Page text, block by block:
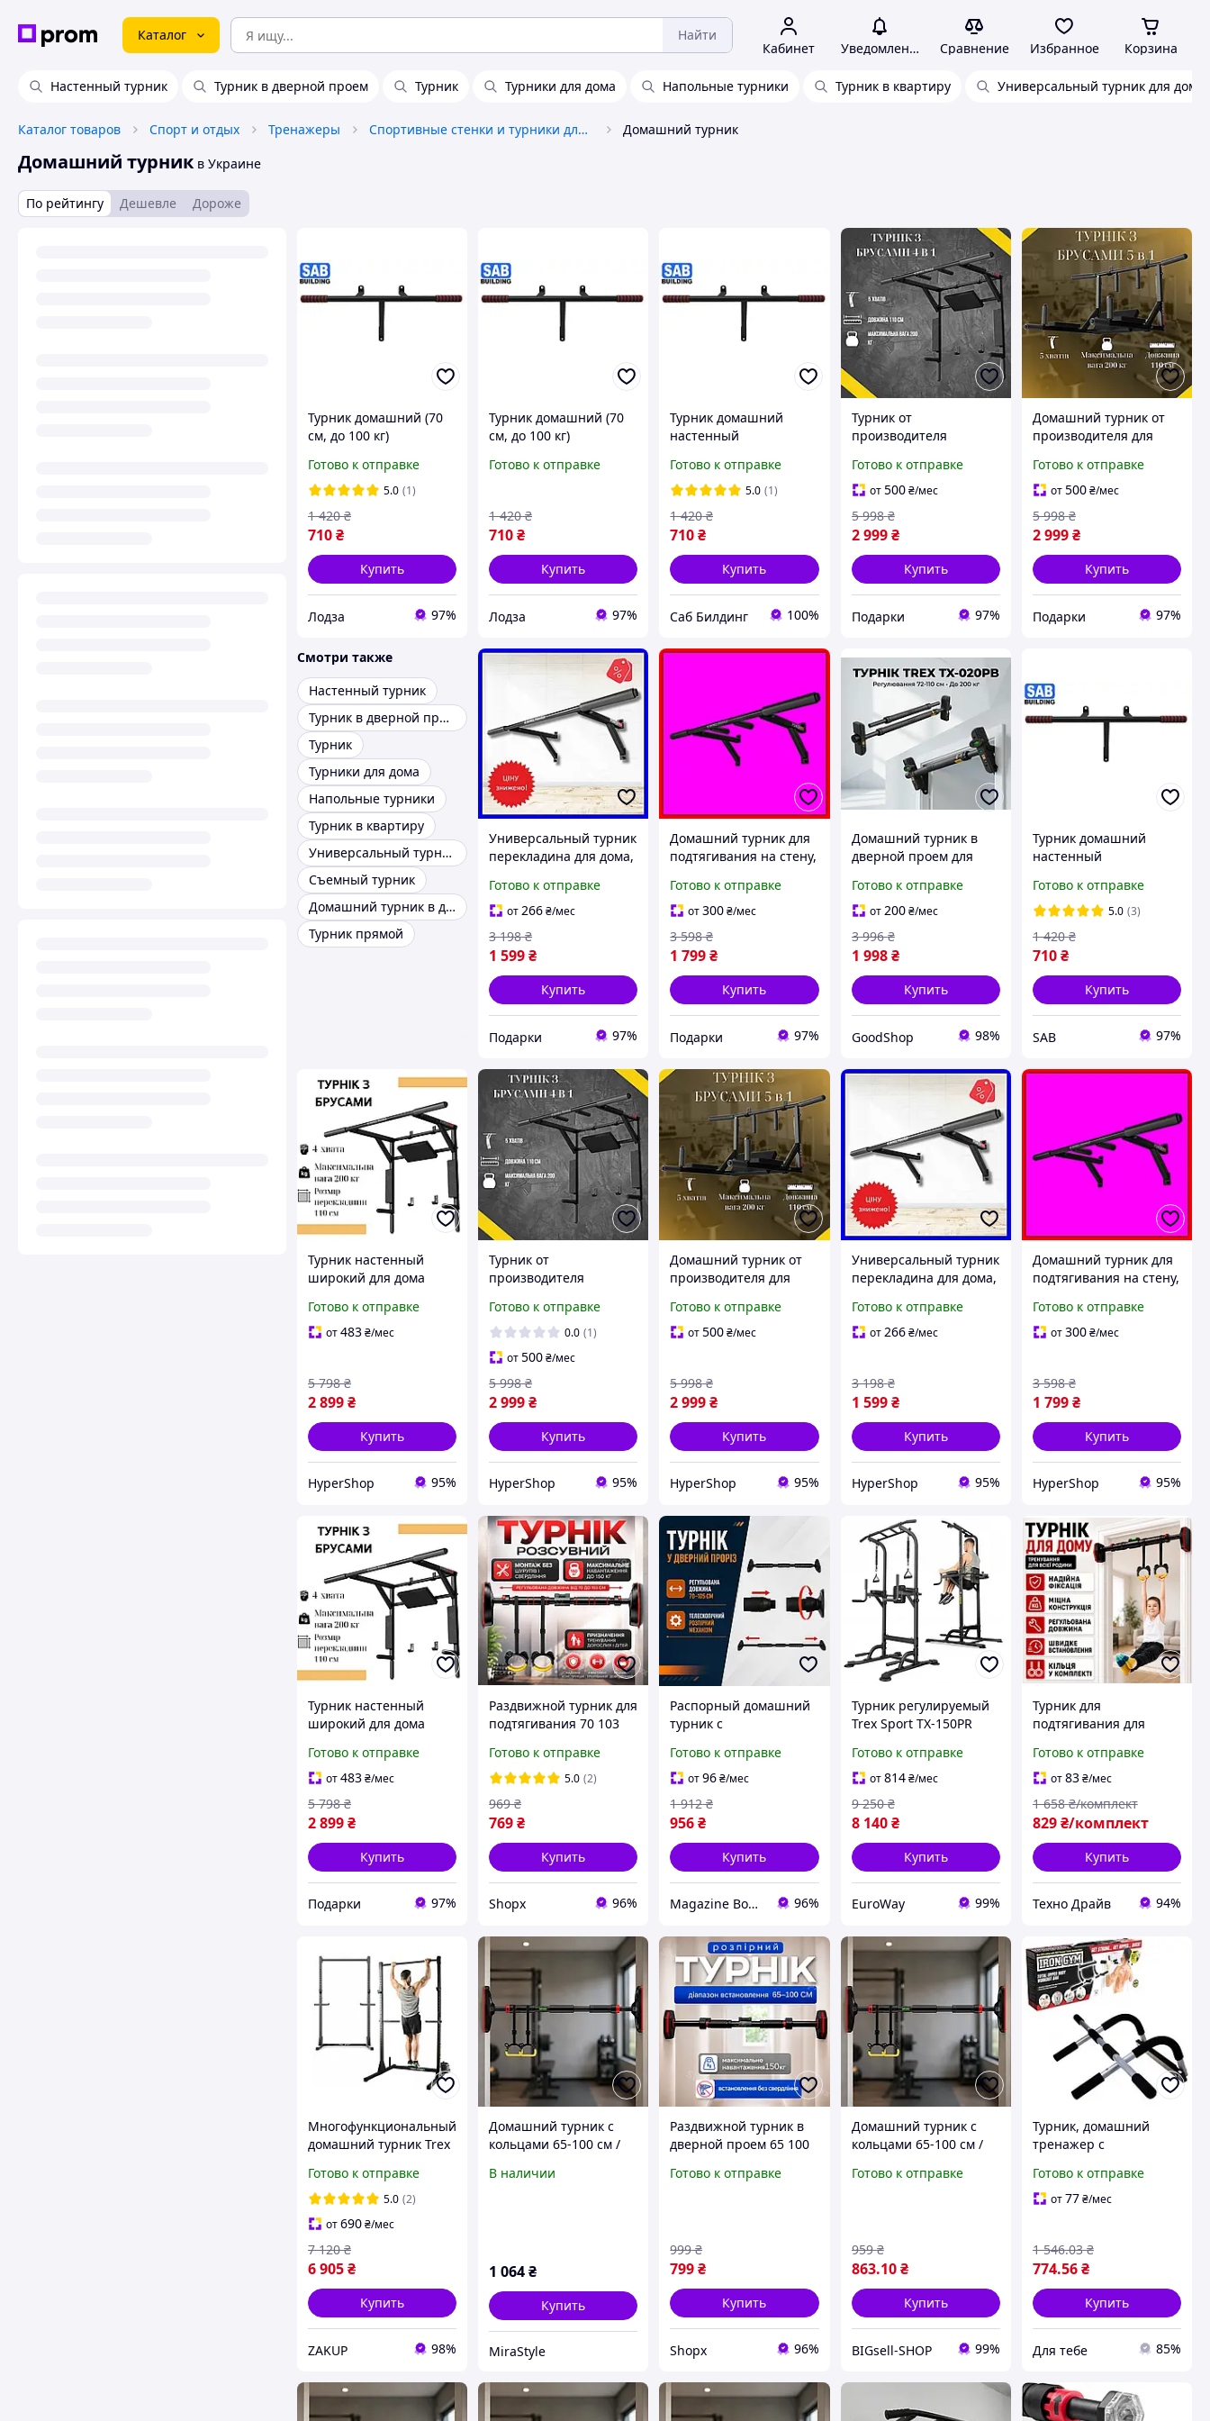
Каталог Найти
Кабинет Уведомления Сравнение Избранное Корзина
Настенный турник Турник в дверной проем Турник Турники для дома Напольные турники Турник в квартиру Универсальный турник для дома
Каталог товаров Спорт и отдых Тренажеры Спортивные стенки и турники для дома Домашний турник
Домашний турник в Украине
По рейтингу Дешевле Дороже
Турник домашний (70
см, до 100 кг)
наддверный Minimal А
Готово к отправке
5.0 (1)
710₴
1 420 ₴
Купить
Лодза 97%
Турник домашний (70
см, до 100 кг)
наддверный Minimal
Готово к отправке
710₴
1 420 ₴
Купить
Лодза 97%
Турник домашний
настенный
Pro 70 см
Готово к отправке
5.0 (1)
710₴
1 420 ₴
Купить
Саб Билдинг 100%
Турник от
производителя
перекладиной и
мягкими ручками,
домашний турник для
подт|ХОЧУ ЕГО
Готово к отправке
от500 ₴/мес
2 999 ₴
5 998 ₴
Купить
Подарки 97%
Домашний турник от
производителя для
настенный комплекс
турник-брусья-пресс
для заня|ХОЧУ ЕГО
Готово к отправке
от500₴/мес
2 999₴
5 998 ₴
Купить
Подарки 97%
Смотри также
Настенный турник
Турник в дверной проем
Турник
Турники для дома
Напольные турники
Турник в квартиру
Универсальный турник для дома
Съемный турник
Домашний турник в дверной проем
Турник прямой
Универсальный турник
перекладина для дома,
турник широкий для
подтягиваний в|ХОЧУ
ЕГО
Готово к отправке
от266₴/мес
1 599₴
3 198 ₴
Купить
Подарки 97%
Домашний турник для
подтягивания на стену,
перекладина для
спорта от
производителя в|ХОЧУ
ЕГО
Готово к отправке
от300₴/мес
1 799₴
3 598 ₴
Купить
Подарки 97%
Домашний турник в
дверной проем для
тренировок верхней
части тела,
качественный турник
для подтягиваний
Готово к отправке
от200 ₴/мес
1 998 ₴
3 996 ₴
Купить
GoodShop 98%
Турник домашний
настенный
Готово к отправке
5.0 (3)
710₴
1 420 ₴
Купить
SAB 97%
Турник настенный
широкий для дома
профессиональный
домашний подвесной
Готово к отправке
от483₴/мес
2 899₴
5 798 ₴
Купить
HyperShop 95%
Турник от
производителя
перекладиной и
мягкими ручками,
домашний турник для
подтягивания
Готово к отправке
0.0 (1)
от500₴/мес
2 999₴
5 998 ₴
Купить
HyperShop 95%
Домашний турник от
производителя для
настенный комплекс
турник-брусья-пресс
Готово к отправке
от500₴/мес
2 999₴
5 998 ₴
Купить
HyperShop 95%
Универсальный турник
перекладина для дома,
турник широкий для
подтягиваний в
Готово к отправке
от 266 ₴/мес
1 599 ₴
3 198 ₴
Купить
HyperShop 95%
Домашний турник для
подтягивания на стену,
перекладина для
спорта от
Готово к отправке
от300₴/мес
1 799₴
3 598 ₴
Купить
HyperShop 95%
Турник настенный
широкий для дома
профессиональный
домашний подвесной
турник с прямой пере|
ХОЧУ ЕГО
Готово к отправке
от483₴/мес
2 899₴
5 798 ₴
Купить
Подарки 97%
Раздвижной турник для
подтягивания 70 103
домашний спортивный
турник sx для
тренировок на 150 кг
Готово к отправке
5.0 (2)
769₴
969 ₴
Купить
Shopx 96%
Распорный домашний
турник с
наконечниками,
компактная модель для
мужчин и женщин с
разным уровнем
подготовки
Готово к отправке
от96₴/мес
956₴
1 912 ₴
Купить
Magazine Bonya 96%
Турник регулируемый
Trex Sport TX-150PR
Домашний турник
Напольный турник
Переносной турник
Готово к отправке
от814 ₴/мес
8 140 ₴
9 250 ₴
Купить
EuroWay 99%
Турник для
подтягивания для
Домашний турник
раздвижной для дома в
дверное отверстие
Турники навесные с
кольцом
Готово к отправке
от83₴/мес
829₴/комплект
1 658 ₴/комплект
Купить
Техно Драйв 94%
Многофункциональный
домашний турник Trex
турник
Готово к отправке
5.0 (2)
от690₴/мес
6 905₴
7 120 ₴
Купить
ZAKUP 98%
Домашний турник с
кольцами 65-100 см /
для занятия спортом /
В наличии
1 064₴
Купить
MiraStyle
Раздвижной турник в
дверной проем 65 100
кольцами домашний
Готово к отправке
799₴
999 ₴
Купить
Shopx 96%
Домашний турник с
кольцами 65-100 см /
для занятия спортом /
кольцами
Готово к отправке
863.10 ₴
959 ₴
Купить
BIGsell-SHOP 99%
Турник, домашний
тренажер с
проем, перекладина
для подтягиваний и
Готово к отправке
от77₴/мес
774.56₴
1 546.03 ₴
Купить
Для тебе 85%